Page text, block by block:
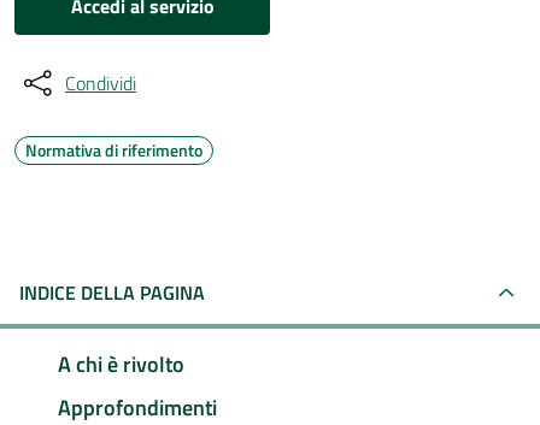
Accedi al servizio
Condividi
Normativa di riferimento
INDICE DELLA PAGINA
A chi è rivolto
Approfondimenti